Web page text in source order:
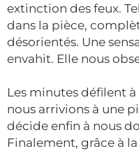
extinction des feux.
dans la pièce,
désorientés. Une
envahit. Elle nous
Les minutes défilent
nous arrivions à une
décide enfin à nous
Finalement, grâce à